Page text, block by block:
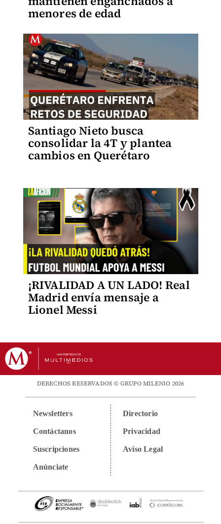
menores de edad
Santiago Nieto busca
consolidar la 4T y plantea
cambios en Querétaro
¡RIVALIDAD A UN LADO! Real
Madrid envía mensaje a
Lionel Messi
DERECHOS RESERVADOS © GRUPO MILENIO 2026
Newsletters
Contáctanos
Suscripciones
Anúnciate
Directorio
Privacidad
Aviso Legal